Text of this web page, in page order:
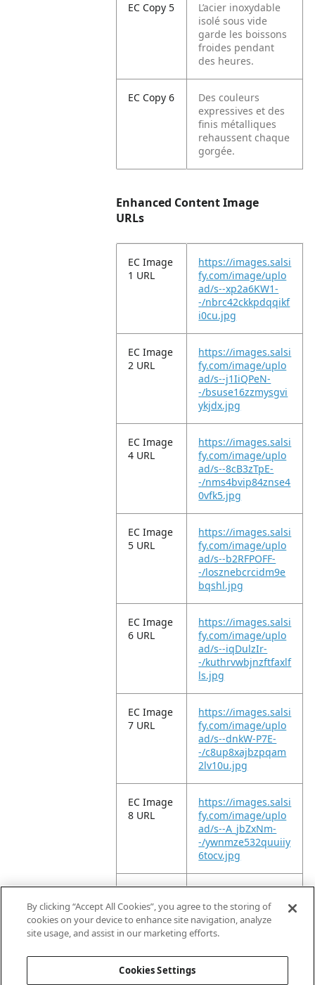
EC Copy 5
L’acier inoxydable
isolé sous vide
garde les boissons
froides pendant
des heures.
EC Copy 6
Des couleurs
expressives et des
finis métalliques
rehaussent chaque
gorgée.
Enhanced Content Image
URLs
EC Image
1 URL
https://images.salsi
fy.com/image/uplo
ad/s--xp2a6KW1-
-/nbrc42ckkpdqqikf
i0cu.jpg
EC Image
2 URL
https://images.salsi
fy.com/image/uplo
ad/s--j1IiQPeN-
-/bsuse16zzmysgvi
ykjdx.jpg
EC Image
4 URL
https://images.salsi
fy.com/image/uplo
ad/s--8cB3zTpE-
-/nms4bvip84znse4
0vfk5.jpg
EC Image
5 URL
https://images.salsi
fy.com/image/uplo
ad/s--b2RFPOFF-
-/losznebcrcidm9e
bqshl.jpg
EC Image
6 URL
https://images.salsi
fy.com/image/uplo
ad/s--iqDulzIr-
-/kuthrvwbjnzftfaxlf
ls.jpg
EC Image
7 URL
https://images.salsi
fy.com/image/uplo
ad/s--dnkW-P7E-
-/c8up8xajbzpqam
2lv10u.jpg
EC Image
8 URL
https://images.salsi
fy.com/image/uplo
ad/s--A_jbZxNm-
-/ywnmze532quuiiy
6tocv.jpg
EC Image
9 URL
https://images.salsi
fy.com/image/uplo
ad/s--hkZus5bt-
-/so6a6jhf4mrvpl3
By clicking “Accept All Cookies”, you agree to the storing of
cookies on your device to enhance site navigation, analyze
site usage, and assist in our marketing efforts.
Cookies Settings